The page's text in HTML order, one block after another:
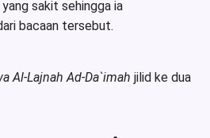
sakit sehingga ia
bacaan tersebut.
Al-Lajnah Ad-Da`imah jilid ke dua